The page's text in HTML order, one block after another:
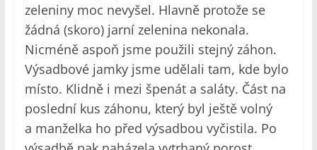
zeleniny moc nevyšel. Hlavně protože se
žádná (skoro) jarní zelenina nekonala.
Nicméně aspoň jsme použili stejný záhon.
Výsadbové jamky jsme udělali tam, kde bylo
místo. Klidně i mezi špenát a saláty. Část na
poslední kus záhonu, který byl ještě volný
a manželka ho před výsadbou vyčistila. Po